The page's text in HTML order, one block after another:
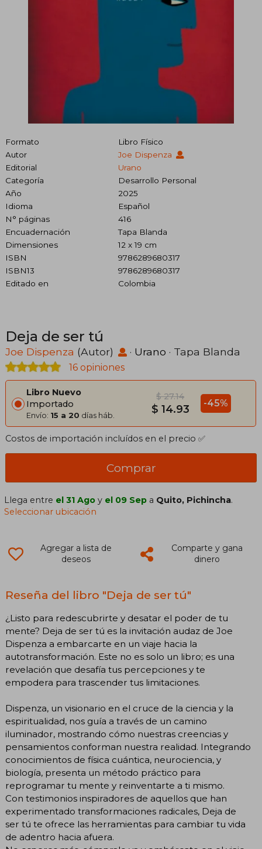
Formato
Libro Físico
Autor
Joe Dispenza
Editorial
Urano
Categoría
Desarrollo Personal
Año
2025
Idioma
Español
N° páginas
416
Encuadernación
Tapa Blanda
Dimensiones
12 x 19 cm
ISBN
9786289680317
ISBN13
9786289680317
Editado en
Colombia
Deja de ser tú
Joe Dispenza (Autor) · Urano · Tapa Blanda
16 opiniones
Libro Nuevo
Importado
Envío: 15 a 20 días háb.
$ 27.14
$ 14.93 -45%
Costos de importación incluídos en el precio ✅
Comprar
Llega entre el 31 Ago y el 09 Sep a Quito, Pichincha.
Seleccionar ubicación
Agregar a lista de
deseos
Comparte y gana
dinero
Reseña del libro "Deja de ser tú"
¿Listo para redescubrirte y desatar el poder de tu
mente? Deja de ser tú es la invitación audaz de Joe
Dispenza a embarcarte en un viaje hacia la
autotransformación. Este no es solo un libro; es una
revelación que desafía tus percepciones y te
empodera para trascender tus limitaciones.
Dispenza, un visionario en el cruce de la ciencia y la
espiritualidad, nos guía a través de un camino
iluminador, mostrando cómo nuestras creencias y
pensamientos conforman nuestra realidad. Integrando
conocimientos de física cuántica, neurociencia, y
biología, presenta un método práctico para
reprogramar tu mente y reinventarte a ti mismo.
Con testimonios inspiradores de aquellos que han
experimentado transformaciones radicales, Deja de
ser tú te ofrece las herramientas para cambiar tu vida
de adentro hacia afuera.